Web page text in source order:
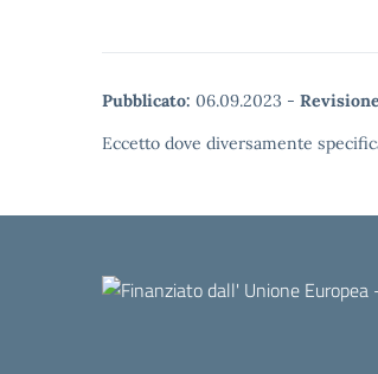
Pubblicato: 06.09.2023 -
Eccetto dove diversamente